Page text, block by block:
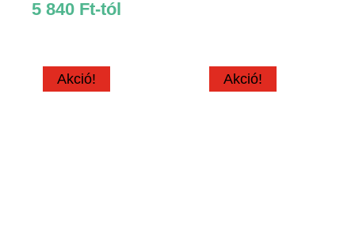
5 840 Ft-tól
930 Ft.
Akció! Akció!